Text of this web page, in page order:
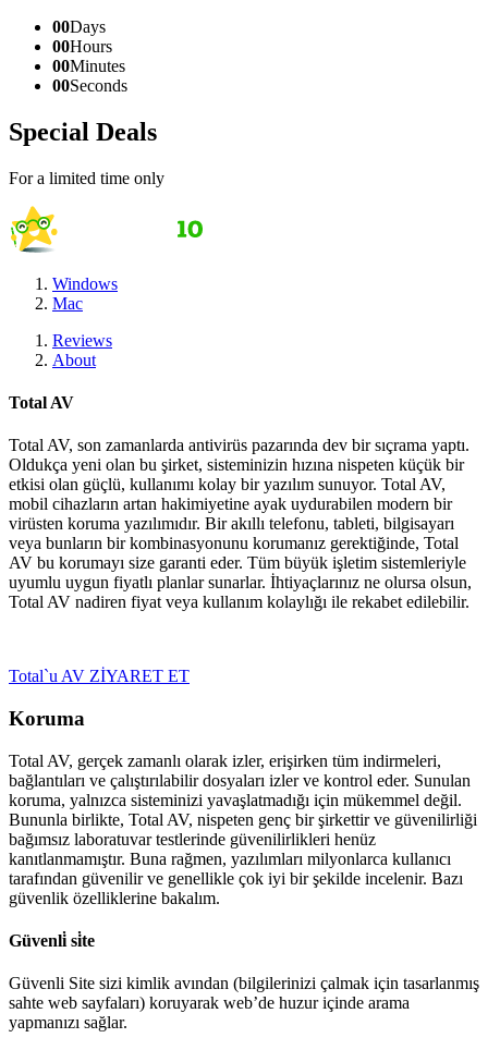
00Days
00Hours
00Minutes
00Seconds
Special Deals
For a limited time only
Windows
Mac
Reviews
About
Total AV
Total AV, son zamanlarda antivirüs pazarında dev bir sıçrama yaptı.
Oldukça yeni olan bu şirket, sisteminizin hızına nispeten küçük bir
etkisi olan güçlü, kullanımı kolay bir yazılım sunuyor. Total AV,
mobil cihazların artan hakimiyetine ayak uydurabilen modern bir
virüsten koruma yazılımıdır. Bir akıllı telefonu, tableti, bilgisayarı
veya bunların bir kombinasyonunu korumanız gerektiğinde, Total
AV bu korumayı size garanti eder. Tüm büyük işletim sistemleriyle
uyumlu uygun fiyatlı planlar sunarlar. İhtiyaçlarınız ne olursa olsun,
Total AV nadiren fiyat veya kullanım kolaylığı ile rekabet edilebilir.
Total`u AV ZİYARET ET
Koruma
Total AV, gerçek zamanlı olarak izler, erişirken tüm indirmeleri,
bağlantıları ve çalıştırılabilir dosyaları izler ve kontrol eder. Sunulan
koruma, yalnızca sisteminizi yavaşlatmadığı için mükemmel değil.
Bununla birlikte, Total AV, nispeten genç bir şirkettir ve güvenilirliği
bağımsız laboratuvar testlerinde güvenilirlikleri henüz
kanıtlanmamıştır. Buna rağmen, yazılımları milyonlarca kullanıcı
tarafından güvenilir ve genellikle çok iyi bir şekilde incelenir. Bazı
güvenlik özelliklerine bakalım.
Güvenli̇ si̇te
Güvenli Site sizi kimlik avından (bilgilerinizi çalmak için tasarlanmış
sahte web sayfaları) koruyarak web’de huzur içinde arama
yapmanızı sağlar.